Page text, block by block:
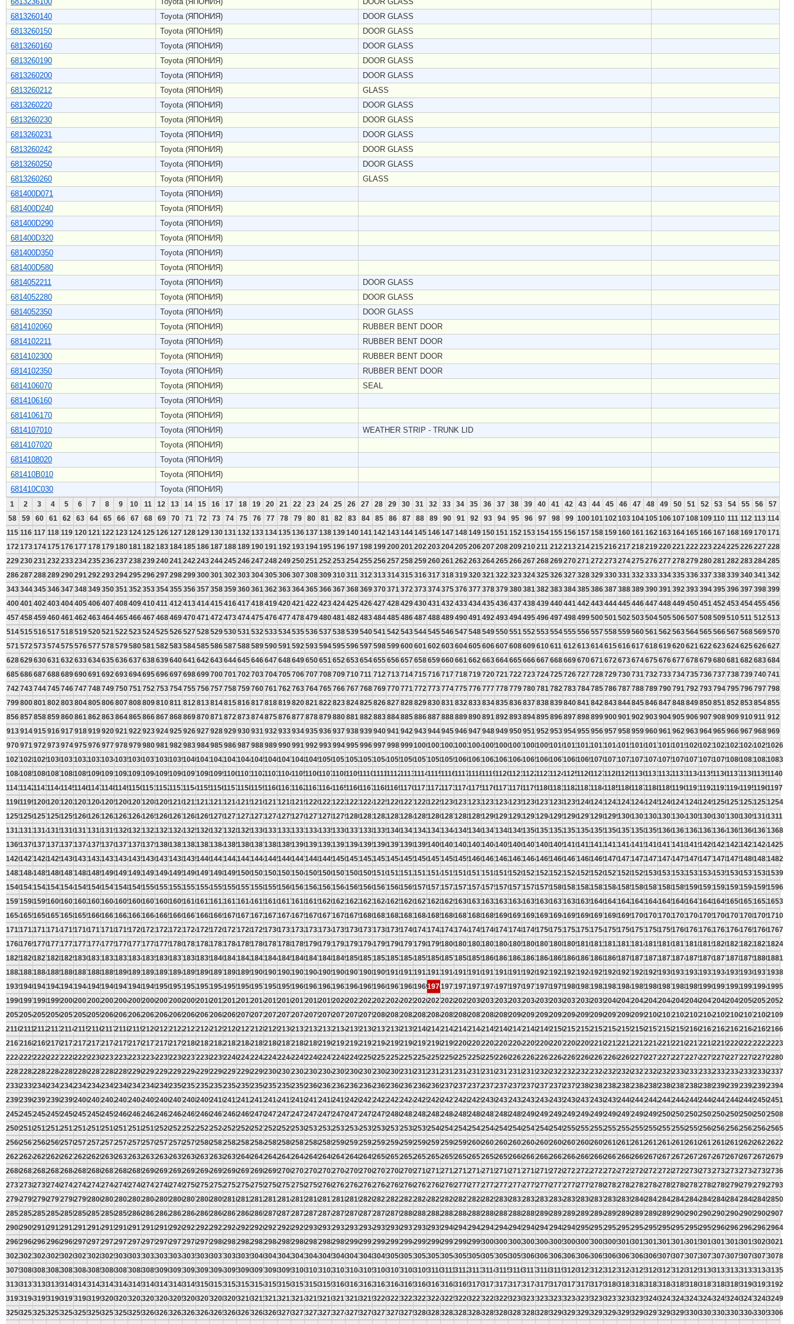
6813260140
Toyota (ЯПОНИЯ)
DOOR GLASS
6813260150
Toyota (ЯПОНИЯ)
DOOR GLASS
6813260160
Toyota (ЯПОНИЯ)
DOOR GLASS
6813260190
Toyota (ЯПОНИЯ)
DOOR GLASS
6813260200
Toyota (ЯПОНИЯ)
DOOR GLASS
6813260212
Toyota (ЯПОНИЯ)
GLASS
6813260220
Toyota (ЯПОНИЯ)
DOOR GLASS
6813260230
Toyota (ЯПОНИЯ)
DOOR GLASS
6813260231
Toyota (ЯПОНИЯ)
DOOR GLASS
6813260242
Toyota (ЯПОНИЯ)
DOOR GLASS
6813260250
Toyota (ЯПОНИЯ)
DOOR GLASS
6813260260
Toyota (ЯПОНИЯ)
GLASS
681400D071
Toyota (ЯПОНИЯ)
681400D240
Toyota (ЯПОНИЯ)
681400D290
Toyota (ЯПОНИЯ)
681400D320
Toyota (ЯПОНИЯ)
681400D350
Toyota (ЯПОНИЯ)
681400D580
Toyota (ЯПОНИЯ)
6814052211
Toyota (ЯПОНИЯ)
DOOR GLASS
6814052280
Toyota (ЯПОНИЯ)
DOOR GLASS
6814052350
Toyota (ЯПОНИЯ)
DOOR GLASS
6814102060
Toyota (ЯПОНИЯ)
RUBBER BENT DOOR
6814102211
Toyota (ЯПОНИЯ)
RUBBER BENT DOOR
6814102300
Toyota (ЯПОНИЯ)
RUBBER BENT DOOR
6814102350
Toyota (ЯПОНИЯ)
RUBBER BENT DOOR
6814106070
Toyota (ЯПОНИЯ)
SEAL
6814106160
Toyota (ЯПОНИЯ)
6814106170
Toyota (ЯПОНИЯ)
6814107010
Toyota (ЯПОНИЯ)
WEATHER STRIP - TRUNK LID
6814107020
Toyota (ЯПОНИЯ)
6814108020
Toyota (ЯПОНИЯ)
681410B010
Toyota (ЯПОНИЯ)
681410C030
Toyota (ЯПОНИЯ)
1 2 3 4 5 6 7 8 9 10 11 12 13 14 15 16 17 18 19 20 21 22 23 24 25 26 27 28 29 30 31 32 33 34 35 36 37 38 39 40 41 42 43 44 45 46 47 48 49 50 51 52 53 54 55 56
57
58
59 60 61 62 63 64 65 66 67 68 69 70 71 72 73 74 75 76 77 78 79 80 81 82 83 84 85 86 87 88 89 90 91 92 93 94 95 96 97 98 99 100101 102 103104105106107108109110 111 112 113 114
115 116 117 118 119 120121 122 123124125126127128129130131 132 133134135136137138139140141 142 143144145146147148149150151 152 153154155156157158159160161 162 163164165166167168169170171
172 173174175176177178179180181 182 183184185186187188189190191 192 193194195196197198199200201 202 203204205206207208209210211 212 213214215216217218219220221 222 223224225226227228
229230231 232 233234235236237238239240241 242 243244245246247248249250251 252 253254255256257258259260261 262 263264265266267268269270271 272 273274275276277278279280281 282 283284285
286287288289290291 292 293294295296297298299300301 302 303304305306307308309310311 312 313314315316317318319320321 322 323324325326327328329330331 332 333334335336337338339340341 342
343344345346347348349350351 352 353354355356357358359360361 362 363364365366367368369370371 372 373374375376377378379380381 382 383384385386387388389390391 392 393394395396397398399
400401 402 403404405406407408409410411 412 413414415416417418419420421 422 423424425426427428429430431 432 433434435436437438439440441 442 443444445446447448449450451 452 453454455456
457458459460461 462 463464465466467468469470471 472 473474475476477478479480481 482 483484485486487488489490491 492 493494495496497498499500501 502 503504505506507508509510511 512 513
514515516517518519520521 522 523524525526527528529530531 532 533534535536537538539540541 542 543544545546547548549550551 552 553554555556557558559560561 562 563564565566567568569570
571 572 573574575576577578579580581 582 583584585586587588589590591 592 593594595596597598599600601 602 603604605606607608609610611 612 613614615616617618619620621 622 623624625626627
628629630631 632 633634635636637638639640641 642 643644645646647648649650651 652 653654655656657658659660661 662 663664665666667668669670671 672 673674675676677678679680681 682 683684
685686687688689690691 692 693694695696697698699700701 702 703704705706707708709710711 712 713714715716717718719720721 722 723724725726727728729730731 732 733734735736737738739740741
742 743744745746747748749750751 752 753754755756757758759760761 762 763764765766767768769770771 772 773774775776777778779780781 782 783784785786787788789790791 792 793794795796797798
799800801 802 803804805806807808809810811 812 813814815816817818819820821 822 823824825826827828829830831 832 833834835836837838839840841 842 843844845846847848849850851 852 853854855
856857858859860861 862 863864865866867868869870871 872 873874875876877878879880881 882 883884885886887888889890891 892 893894895896897898899900901 902 903904905906907908909910911 912
913914915916917918919920921 922 923924925926927928929930931 932 933934935936937938939940941 942 943944945946947948949950951 952 953954955956957958959960961 962 963964965966967968969
970971 972 973974975976977978979980981 982 983984985986987988989990991 992 993994995996997998999100010011002100310041005100610071008100910101011101210131014101510161017101810191020102110221023102410251026
102710281029103010311032103310341035103610371038103910401041104210431044104510461047104810491050105110521053105410551056105710581059106010611062106310641065106610671068106910701071107210731074107510761077107810791080108110821083
108410851086108710881089109010911092109310941095109610971098109911001101110211031104110511061107110811091110111111121113111411151116111711181119112011211122112311241125112611271128112911301131113211331134113511361137113811391140
114111421143114411451146114711481149115011511152115311541155115611571158115911601161116211631164116511661167116811691170117111721173117411751176117711781179118011811182118311841185118611871188118911901191119211931194119511961197
119811991200120112021203120412051206120712081209121012111212121312141215121612171218121912201221122212231224122512261227122812291230123112321233123412351236123712381239124012411242124312441245124612471248124912501251125212531254
125512561257125812591260126112621263126412651266126712681269127012711272127312741275127612771278127912801281128212831284128512861287128812891290129112921293129412951296129712981299130013011302130313041305130613071308130913101311
131213131314131513161317131813191320132113221323132413251326132713281329133013311332133313341335133613371338133913401341134213431344134513461347134813491350135113521353135413551356135713581359136013611362136313641365136613671368
136913701371137213731374137513761377137813791380138113821383138413851386138713881389139013911392139313941395139613971398139914001401140214031404140514061407140814091410141114121413141414151416141714181419142014211422142314241425
142614271428142914301431143214331434143514361437143814391440144114421443144414451446144714481449145014511452145314541455145614571458145914601461146214631464146514661467146814691470147114721473147414751476147714781479148014811482
148314841485148614871488148914901491149214931494149514961497149814991500150115021503150415051506150715081509151015111512151315141515151615171518151915201521152215231524152515261527152815291530153115321533153415351536153715381539
154015411542154315441545154615471548154915501551155215531554155515561557155815591560156115621563156415651566156715681569157015711572157315741575157615771578157915801581158215831584158515861587158815891590159115921593159415951596
159715981599160016011602160316041605160616071608160916101611161216131614161516161617161816191620162116221623162416251626162716281629163016311632163316341635163616371638163916401641164216431644164516461647164816491650165116521653
165416551656165716581659166016611662166316641665166616671668166916701671167216731674167516761677167816791680168116821683168416851686168716881689169016911692169316941695169616971698169917001701170217031704170517061707170817091710
171117121713171417151716171717181719172017211722172317241725172617271728172917301731173217331734173517361737173817391740174117421743174417451746174717481749175017511752175317541755175617571758175917601761176217631764176517661767
176817691770177117721773177417751776177717781779178017811782178317841785178617871788178917901791179217931794179517961797179817991800180118021803180418051806180718081809181018111812181318141815181618171818181918201821182218231824
182518261827182818291830183118321833183418351836183718381839184018411842184318441845184618471848184918501851185218531854185518561857185818591860186118621863186418651866186718681869187018711872187318741875187618771878187918801881
188218831884188518861887188818891890189118921893189418951896189718981899190019011902190319041905190619071908190919101911191219131914191519161917191819191920192119221923192419251926192719281929193019311932193319341935193619371938
193919401941194219431944194519461947194819491950195119521953195419551956195719581959196019611962196319641965196619671968196919701971197219731974197519761977197819791980198119821983198419851986198719881989199019911992199319941995
199619971998199920002001200220032004200520062007200820092010201120122013201420152016201720182019202020212022202320242025202620272028202920302031203220332034203520362037203820392040204120422043204420452046204720482049205020512052
205320542055205620572058205920602061206220632064206520662067206820692070207120722073207420752076207720782079208020812082208320842085208620872088208920902091209220932094209520962097209820992100210121022103210421052106210721082109
211021112112211321142115211621172118211921202121212221232124212521262127212821292130213121322133213421352136213721382139214021412142214321442145214621472148214921502151215221532154215521562157215821592160216121622163216421652166
216721682169217021712172217321742175217621772178217921802181218221832184218521862187218821892190219121922193219421952196219721982199220022012202220322042205220622072208220922102211221222132214221522162217221822192220222122222223
222422252226222722282229223022312232223322342235223622372238223922402241224222432244224522462247224822492250225122522253225422552256225722582259226022612262226322642265226622672268226922702271227222732274227522762277227822792280
228122822283228422852286228722882289229022912292229322942295229622972298229923002301230223032304230523062307230823092310231123122313231423152316231723182319232023212322232323242325232623272328232923302331233223332334233523362337
233823392340234123422343234423452346234723482349235023512352235323542355235623572358235923602361236223632364236523662367236823692370237123722373237423752376237723782379238023812382238323842385238623872388238923902391239223932394
239523962397239823992400240124022403240424052406240724082409241024112412241324142415241624172418241924202421242224232424242524262427242824292430243124322433243424352436243724382439244024412442244324442445244624472448244924502451
245224532454245524562457245824592460246124622463246424652466246724682469247024712472247324742475247624772478247924802481248224832484248524862487248824892490249124922493249424952496249724982499250025012502250325042505250625072508
250925102511251225132514251525162517251825192520252125222523252425252526252725282529253025312532253325342535253625372538253925402541254225432544254525462547254825492550255125522553255425552556255725582559256025612562256325642565
256625672568256925702571257225732574257525762577257825792580258125822583258425852586258725882589259025912592259325942595259625972598259926002601260226032604260526062607260826092610261126122613261426152616261726182619262026212622
262326242625262626272628262926302631263226332634263526362637263826392640264126422643264426452646264726482649265026512652265326542655265626572658265926602661266226632664266526662667266826692670267126722673267426752676267726782679
268026812682268326842685268626872688268926902691269226932694269526962697269826992700270127022703270427052706270727082709271027112712271327142715271627172718271927202721272227232724272527262727272827292730273127322733273427352736
273727382739274027412742274327442745274627472748274927502751275227532754275527562757275827592760276127622763276427652766276727682769277027712772277327742775277627772778277927802781278227832784278527862787278827892790279127922793
279427952796279727982799280028012802280328042805280628072808280928102811281228132814281528162817281828192820282128222823282428252826282728282829283028312832283328342835283628372838283928402841284228432844284528462847284828492850
285128522853285428552856285728582859286028612862286328642865286628672868286928702871287228732874287528762877287828792880288128822883288428852886288728882889289028912892289328942895289628972898289929002901290229032904290529062907
290829092910291129122913291429152916291729182919292029212922292329242925292629272928292929302931293229332934293529362937293829392940294129422943294429452946294729482949295029512952295329542955295629572958295929602961296229632964
296529662967296829692970297129722973297429752976297729782979298029812982298329842985298629872988298929902991299229932994299529962997299829993000300130023003300430053006300730083009301030113012301330143015301630173018301930203021
302230233024302530263027302830293030303130323033303430353036303730383039304030413042304330443045304630473048304930503051305230533054305530563057305830593060306130623063306430653066306730683069307030713072307330743075307630773078
307930803081308230833084308530863087308830893090309130923093309430953096309730983099310031013102310331043105310631073108310931103111311231133114311531163117311831193120312131223123312431253126312731283129313031313132313331343135
313631373138313931403141314231433144314531463147314831493150315131523153315431553156315731583159316031613162316331643165316631673168316931703171317231733174317531763177317831793180318131823183318431853186318731883189319031913192
319331943195319631973198319932003201320232033204320532063207320832093210321132123213321432153216321732183219322032213222322332243225322632273228322932303231323232333234323532363237323832393240324132423243324432453246324732483249
325032513252325332543255325632573258325932603261326232633264326532663267326832693270327132723273327432753276327732783279328032813282328332843285328632873288328932903291329232933294329532963297329832993300330133023303330433053306